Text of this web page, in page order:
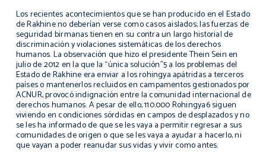
Los recientes acontecimientos que se han producido en el Estado
de Rakhine no deberían verse como casos aislados; las fuerzas de
seguridad birmanas tienen en su contra un largo historial de
discriminación y violaciones sistemáticas de los derechos
humanos. La observación que hizo el presidente Thein Sein en
julio de 2012 en la que la “única solución”5 a los problemas del
Estado de Rakhine era enviar a los rohingya apátridas a terceros
países o mantenerlos recluidos en campamentos gestionados por
ACNUR, provocó indignación entre la comunidad internacional de
derechos humanos. A pesar de ello, 110.000 Rohingya6 siguen
viviendo en condiciones sórdidas en campos de desplazados y no
se les ha informado de que se les vaya a permitir regresar a sus
comunidades de origen o que se les vaya a ayudar a hacerlo, ni
que vayan a poder reanudar sus vidas y vivir como antes.